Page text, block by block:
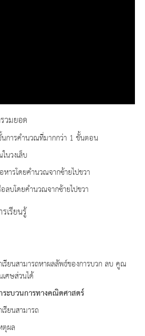
วมยอด
การคำนวณที่มากกว่า 1 ขั้นตอน
วงเล็บ
ารโดยคำนวณจากซ้ายไปขวา
บโดยคำนวณจากซ้ายไปขวา
เรียนรู้
รียนสามารถหาผลลัพธ์ของการบวก ลบ คูณ
ศษส่วนได้
ะบวนการทางคณิตศาสตร์
รียนสามารถ
ตุผล